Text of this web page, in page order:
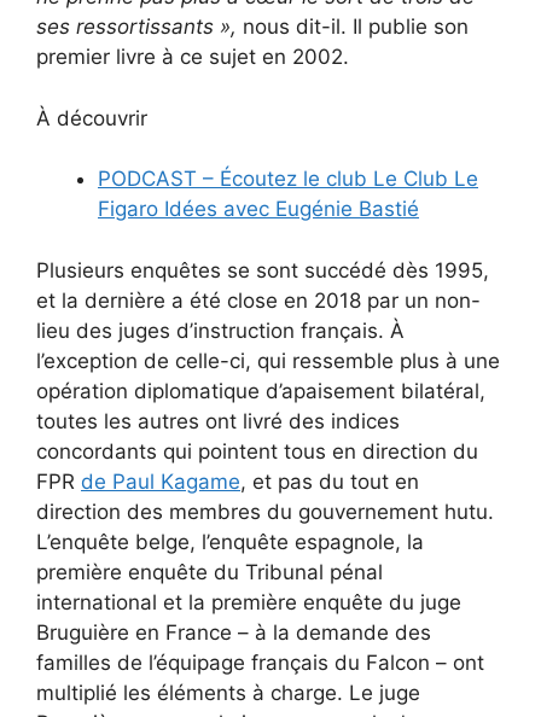
ses ressortissants », nous dit-il. Il publie son
premier livre à ce sujet en 2002.
À découvrir
PODCAST – Écoutez le club Le Club Le
Figaro Idées avec Eugénie Bastié
Plusieurs enquêtes se sont succédé dès 1995,
et la dernière a été close en 2018 par un non-
lieu des juges d’instruction français. À
l’exception de celle-ci, qui ressemble plus à une
opération diplomatique d’apaisement bilatéral,
toutes les autres ont livré des indices
concordants qui pointent tous en direction du
FPR de Paul Kagame, et pas du tout en
direction des membres du gouvernement hutu.
L’enquête belge, l’enquête espagnole, la
première enquête du Tribunal pénal
international et la première enquête du juge
Bruguière en France – à la demande des
familles de l’équipage français du Falcon – ont
multiplié les éléments à charge. Le juge